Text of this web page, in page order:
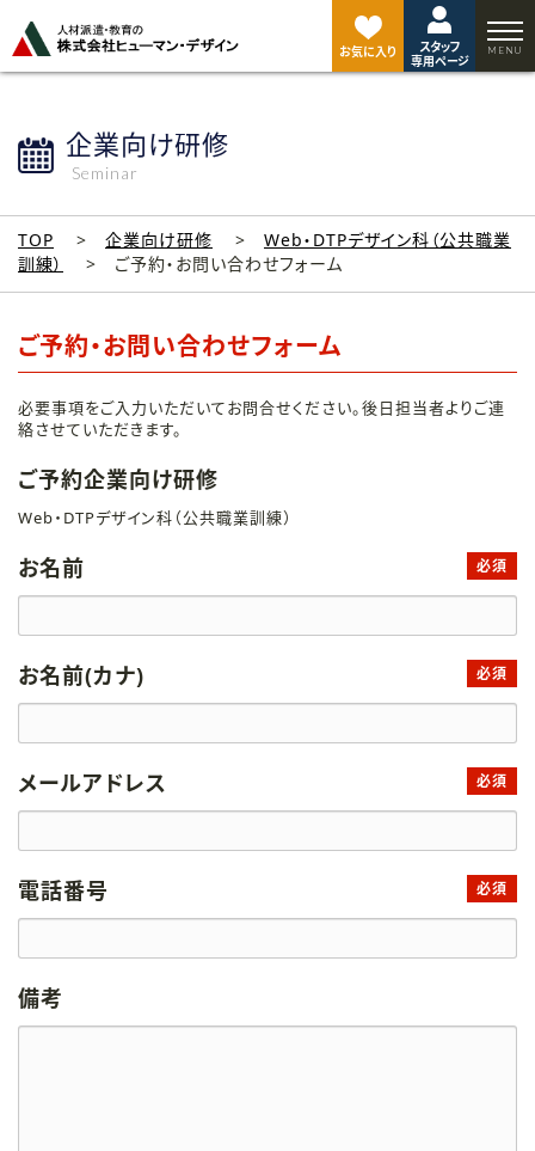
お気に入り
スタッフ
専用ページ
企業向け研修
Seminar
TOP 企業向け研修
Web・DTPデザイン科（公共職業
訓練）
ご予約・お問い合わせフォーム
ご予約・お問い合わせフォーム
必要事項をご入力いただいてお問合せください。後日担当者よりご連
絡させていただきます。
ご予約企業向け研修
Web・DTPデザイン科（公共職業訓練）
お名前 必須
お名前(カナ) 必須
メールアドレス 必須
電話番号 必須
備考
ジ
ト